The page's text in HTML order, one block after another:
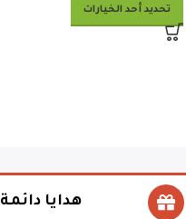
تحديد أحد الخيارات
هدايا دائمة